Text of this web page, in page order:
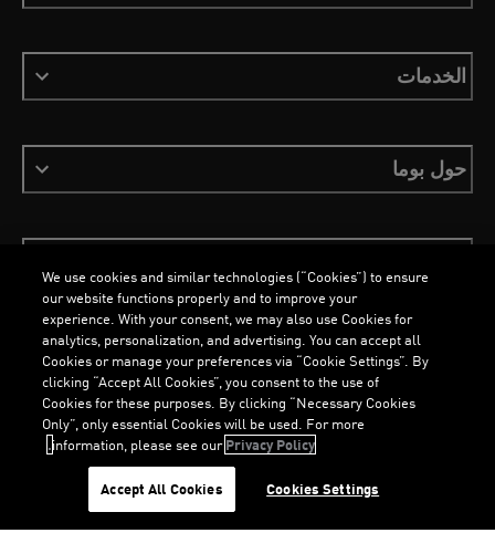
G
.
الخدمات
حول بوما
ملفات تعريف الارتباطسياسة الخصوصيةImprint
العربية
جميع الحقوق محفوظة © PUMA, 2026
We use cookies and similar technologies (“Cookies”) to ensure
our website functions properly and to improve your
experience. With your consent, we may also use Cookies for
analytics, personalization, and advertising. You can accept all
Cookies or manage your preferences via “Cookie Settings”. By
clicking “Accept All Cookies”, you consent to the use of
Cookies for these purposes. By clicking “Necessary Cookies
Only”, only essential Cookies will be used. For more
information, please see ourPrivacy Policy.
Cookies Settings
Accept All Cookies